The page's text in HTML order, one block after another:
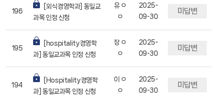
196
[외식경영학과] 동일교
과목 인정 신청
유 ㅇ
ㅇ
2025-
09-30
미답변
195
[hospitality경영학
과] 동일교과목 인정 신청
장 ㅇ
ㅇ
2025-
09-30
미답변
194
[Hospitality경영학
과] 동일교과목 인정 신청
이 ㅇ
ㅇ
2025-
09-30
미답변